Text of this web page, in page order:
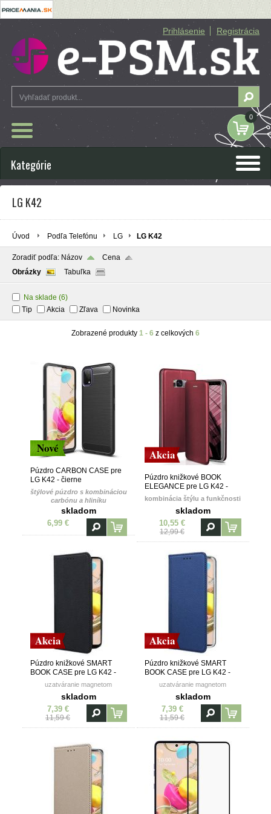
Prihlásenie Registrácia
0
Kategórie
LG K42
Úvod Podľa Telefónu LG LG K42
Zoradiť podľa: Názov
Cena
Obrázky
Tabuľka
Na sklade (6)
Tip
Akcia Zľava Novinka
Zobrazené produkty 1 - 6 z celkových 6
Nové
Púzdro CARBON CASE pre
LG K42 - čierne
štýlové púzdro s kombináciou
carbónu a hliníku
skladom
6,99 €
Akcia
Púzdro knižkové BOOK
ELEGANCE pre LG K42 -
bordové
kombinácia štýlu a funkčnosti
skladom
10,55 €
12,99 €
Akcia
Púzdro knižkové SMART
BOOK CASE pre LG K42 -
čierneuzatváranie magnetom
skladom
7,39 €
11,59 €
Akcia
Púzdro knižkové SMART
BOOK CASE pre LG K42 -
modréuzatváranie magnetom
skladom
7,39 €
11,59 €